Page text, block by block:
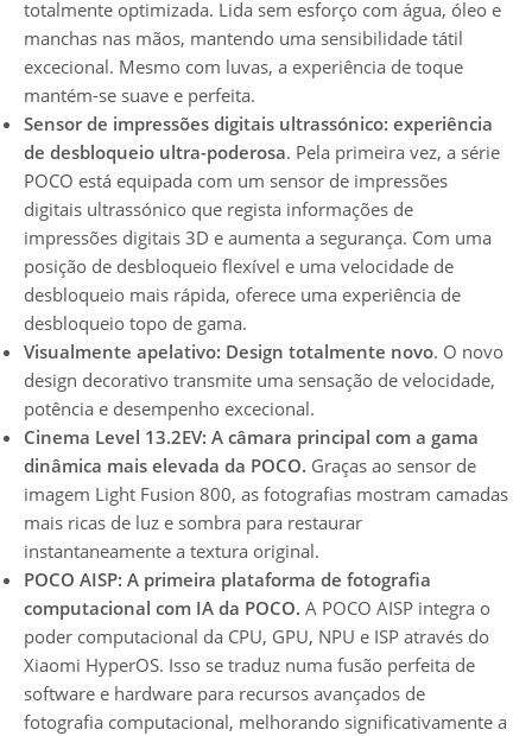
totalmente optimizada. Lida sem esforço com água, óleo e
manchas nas mãos, mantendo uma sensibilidade tátil
excecional. Mesmo com luvas, a experiência de toque
mantém-se suave e perfeita.
Sensor de impressões digitais ultrassónico: experiência
de desbloqueio ultra-poderosa. Pela primeira vez, a série
POCO está equipada com um sensor de impressões
digitais ultrassónico que regista informações de
impressões digitais 3D e aumenta a segurança. Com uma
posição de desbloqueio flexível e uma velocidade de
desbloqueio mais rápida, oferece uma experiência de
desbloqueio topo de gama.
Visualmente apelativo: Design totalmente novo. O novo
design decorativo transmite uma sensação de velocidade,
potência e desempenho excecional.
Cinema Level 13.2EV: A câmara principal com a gama
dinâmica mais elevada da POCO. Graças ao sensor de
imagem Light Fusion 800, as fotografias mostram camadas
mais ricas de luz e sombra para restaurar
instantaneamente a textura original.
POCO AISP: A primeira plataforma de fotografia
computacional com IA da POCO. A POCO AISP integra o
poder computacional da CPU, GPU, NPU e ISP através do
Xiaomi HyperOS. Isso se traduz numa fusão perfeita de
software e hardware para recursos avançados de
fotografia computacional, melhorando significativamente a